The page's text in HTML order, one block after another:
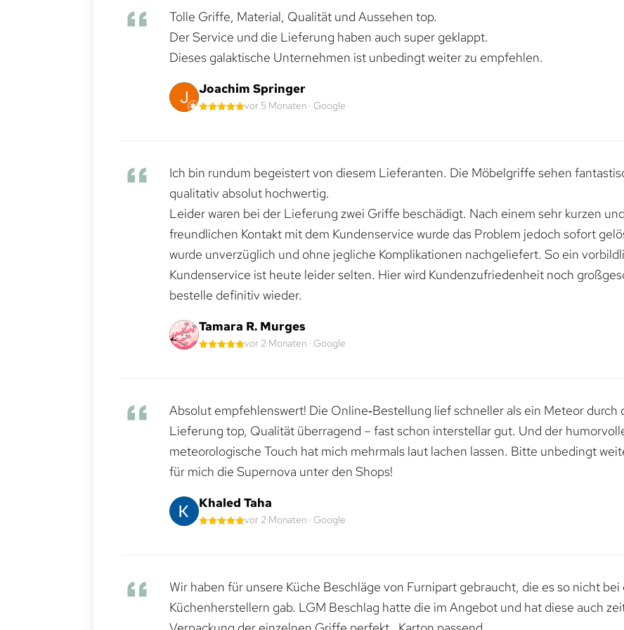
Tolle Griffe, Material, Qualität und Aussehen top.
Der Service und die Lieferung haben auch super geklappt.
Dieses galaktische Unternehmen ist unbedingt weiter zu empfehlen.
Joachim Springer
vor 5 Monaten · Google
Ich bin rundum begeistert von diesem Lieferanten. Die Möbelgriffe sehen
qualitativ absolut hochwertig.
Leider waren bei der Lieferung zwei Griffe beschädigt. Nach einem sehr kurzen
freundlichen Kontakt mit dem Kundenservice wurde das Problem jedoch sofort
wurde unverzüglich und ohne jegliche Komplikationen nachgeliefert. So ein
Kundenservice ist heute leider selten. Hier wird Kundenzufriedenheit noch
bestelle definitiv wieder.
Tamara R. Murges
vor 2 Monaten · Google
Absolut empfehlenswert! Die Online‑Bestellung lief schneller als ein Meteor durch
Lieferung top, Qualität überragend – fast schon interstellar gut. Und der
meteorologische Touch hat mich mehrmals laut lachen lassen. Bitte unbedingt
für mich die Supernova unter den Shops!
Khaled Taha
vor 2 Monaten · Google
Wir haben für unsere Küche Beschläge von Furnipart gebraucht, die es so nicht bei
Küchenherstellern gab. LGM Beschlag hatte die im Angebot und hat diese auch